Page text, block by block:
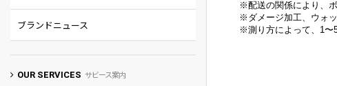
ブランドニュース
OUR SERVICES サビース案内
※配送の関係により、
※ ダメージ加工、 ウォ
※測り方によって、1〜